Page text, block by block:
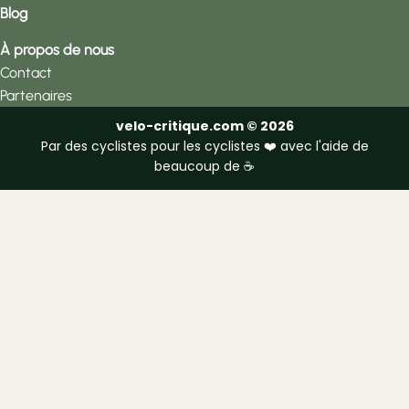
Blog
À propos de nous
Contact
Partenaires
velo-critique.com © 2026
Par des cyclistes pour les cyclistes ❤️ avec l'aide de
beaucoup de ☕